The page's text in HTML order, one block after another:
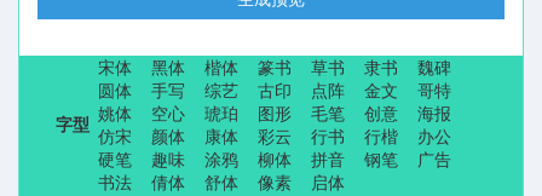
字型
宋体 黑体 楷体 篆书 草书 隶书
魏碑
圆体
手写 综艺 古印 点阵 金文
哥特
姚体
空心 琥珀 图形 毛笔 创意
海报
仿宋
颜体 康体 彩云 行书 行楷
办公
硬笔
趣味 涂鸦 柳体 拼音 钢笔
广告
书法
倩体 舒体 像素 启体